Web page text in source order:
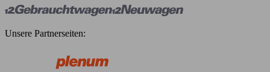
Unsere Partnerseiten: